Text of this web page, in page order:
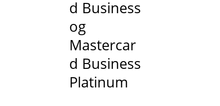
d Business
og
Mastercar
d Business
Platinum